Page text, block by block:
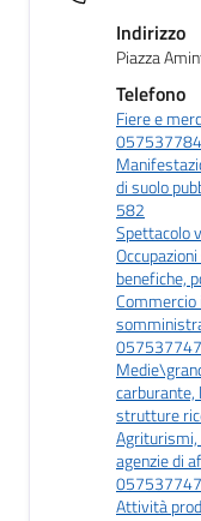
Indirizzo
Piazza
Telefono
Fiere e
di suolo
582
Spettacolo
benefiche,
Commercio
carburante,
strutture
Agriturismi,
agenzie di
Attività